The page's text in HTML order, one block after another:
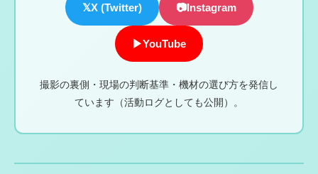
𝕏X (Twitter) 📷Instagram
▶YouTube
撮影の裏側・現場の判断基準・機材の選び方を発信し
ています（活動ログとしても公開）。